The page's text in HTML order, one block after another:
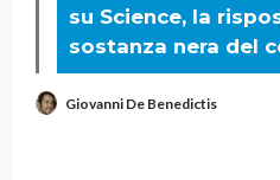
su Science, la
sostanza nera del
Giovanni De Benedictis